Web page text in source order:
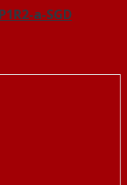
a-SGD